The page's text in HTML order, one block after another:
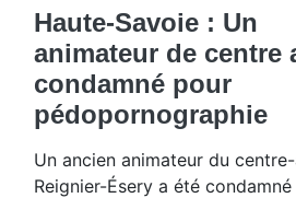
Haute-Savoie : Un
animateur de centre
condamné pour
pédopornographie
Un ancien animateur du
Reignier-Ésery a été